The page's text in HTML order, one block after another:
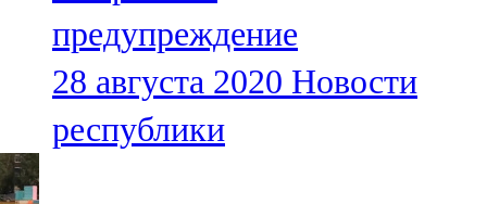
71,51 FM
Кукмара
107,9 FM
предупреждение
28 августа 2020 Новости
республики